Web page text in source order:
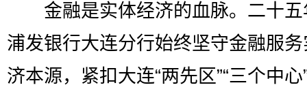
金融是实体经济的血脉。二十五
浦发银行大连分行始终坚守金融服
济本源，紧扣大连“两先区”“三个中心